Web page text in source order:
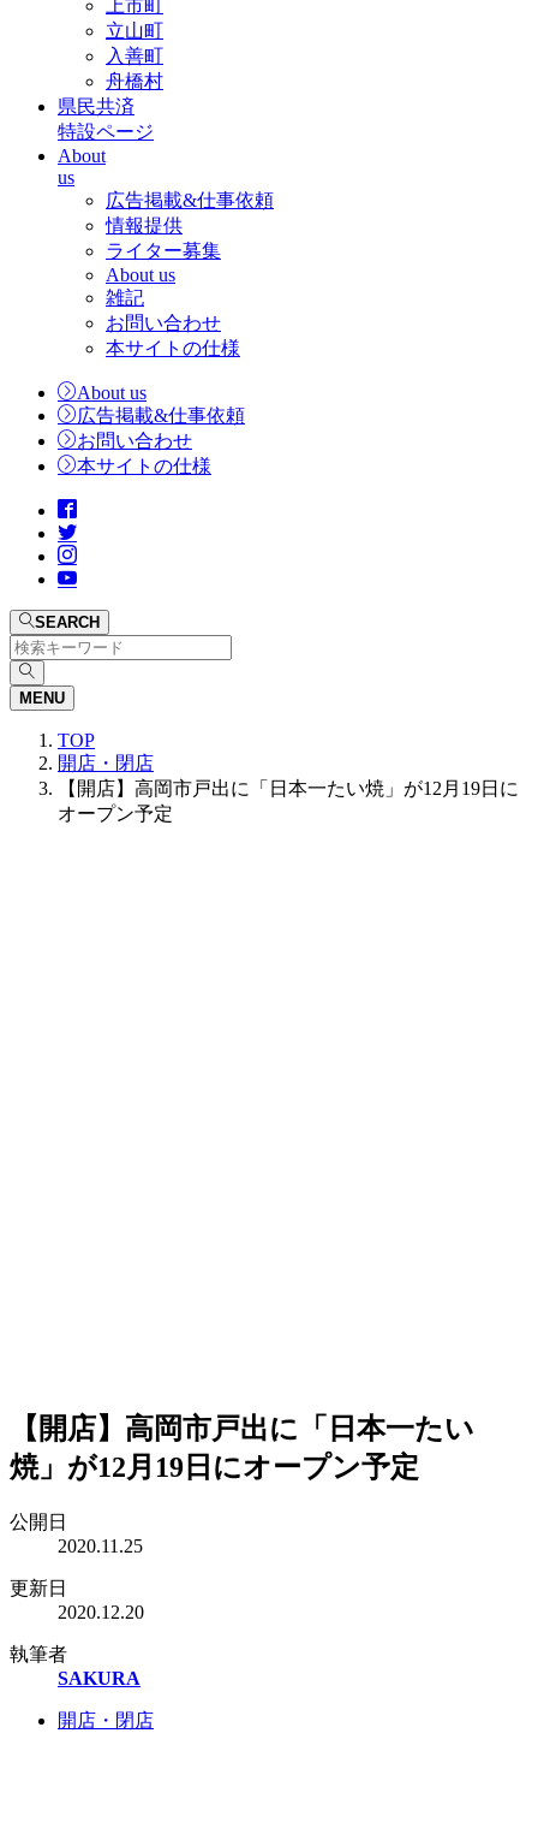
上市町
立山町
入善町
舟橋村
県民共済
特設ページ
About
us
広告掲載&仕事依頼
情報提供
ライター募集
About us
雑記
お問い合わせ
本サイトの仕様
About us
広告掲載&仕事依頼
お問い合わせ
本サイトの仕様
SEARCH
MENU
TOP
開店・閉店
【開店】高岡市戸出に「日本一たい焼」が12月19日に
オープン予定
【開店】高岡市戸出に「日本一たい
焼」が12月19日にオープン予定
公開日
2020.11.25
更新日
2020.12.20
執筆者
SAKURA
開店・閉店